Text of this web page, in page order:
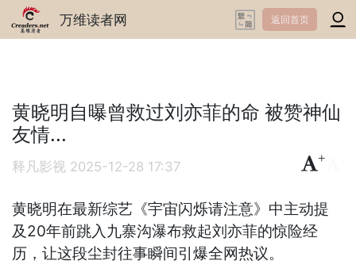
万维读者网 返回首页
黄晓明自曝曾救过刘亦菲的命 被赞神仙
友情...
释凡影视 2025-12-28 17:37
+
黄晓明在最新综艺《宇宙闪烁请注意》中主动提
及20年前跳入九寨沟瀑布救起刘亦菲的惊险经
历，让这段尘封往事瞬间引爆全网热议。